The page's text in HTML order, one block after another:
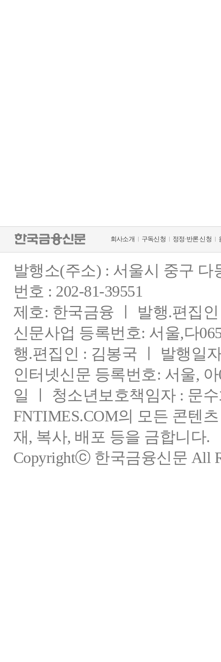
회사소개 구독신청 정정·반론 신청
발행소(주소) : 서울시 중구
번호 : 202-81-39551
제호: 한국금융 ㅣ 발행.편집
신문사업 등록번호: 서울,다
행.편집인 : 김봉국 ㅣ 발행일
인터넷신문 등록번호: 서울,
일 ㅣ 청소년보호책임자 : 문
FNTIMES.COM의 모든 콘텐
재, 복사, 배포 등을 금합니다.
Copyrightⓒ 한국금융신문 All